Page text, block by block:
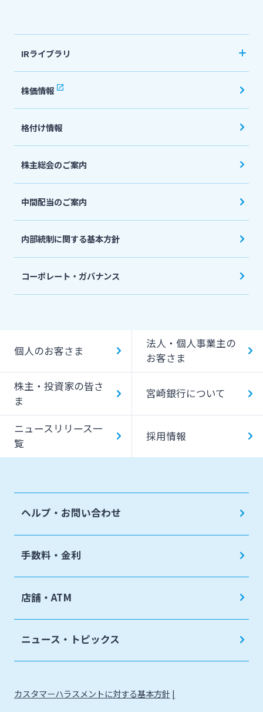
法人・個人事業主のお客さま
株主・投資家の皆さま
宮崎銀行について
ニュースリリース一覧
採用情報
お問い合わせ先一覧
IRライブラリ
決算短信
有価証券報告書・四半期報告書
IR関連ニュースリリース
会社説明会資料
投資家向け説明会資料
English
株価情報
格付け情報
株主総会のご案内
中間配当のご案内
内部統制に関する基本方針
コーポレート・ガバナンス
個人のお客さま
法人・個人事業主の
お客さま
株主・投資家の皆さ
ま
宮崎銀行について
ニュースリリース一
覧
採用情報
ヘルプ・お問い合わせ
手数料・金利
店舗・ATM
ニュース・トピックス
カスタマーハラスメントに対する基本方針